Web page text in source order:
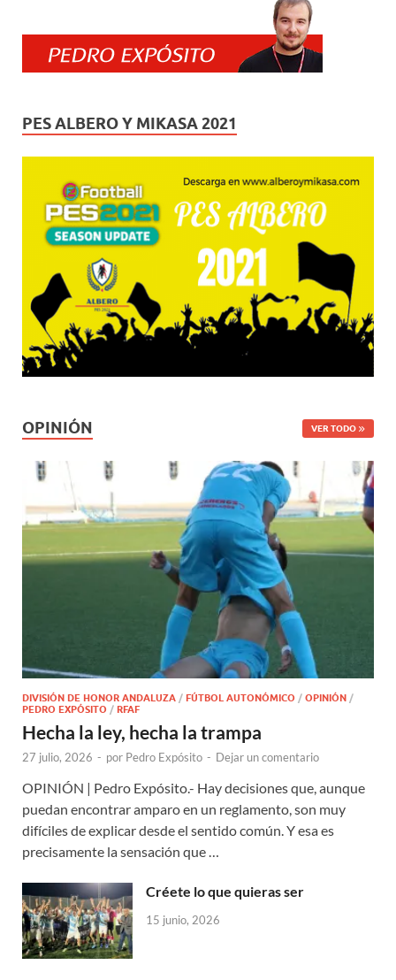
PES ALBERO Y MIKASA 2021
OPINIÓN VER TODO
DIVISIÓN DE HONOR ANDALUZA / FÚTBOL AUTONÓMICO / OPINIÓN /
PEDRO EXPÓSITO / RFAF
Hecha la ley, hecha la trampa
27 julio, 2026 - por Pedro Expósito - Dejar un comentario
OPINIÓN | Pedro Expósito.- Hay decisiones que, aunque
puedan encontrar amparo en un reglamento, son muy
difíciles de explicar desde el sentido común. Y esa es
precisamente la sensación que …
Créete lo que quieras ser
15 junio, 2026